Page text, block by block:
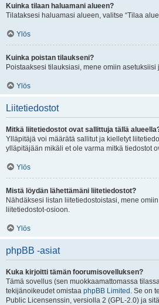
Kuinka tilaan haluamani alueen?
Tilataksesi haluamasi alueen, valitse “Tilaa
Ylös
Kuinka poistan tilaukseni?
Poistaaksesi tilauksiasi, mene omiin
Ylös
Liitetiedostot
Mitkä liitetiedostot ovat sallittuja tällä
Ylläpitäjä voi määrätä sallitut ja kielletyt
ylläpitäjään mikäli et ole varma mitkä tiedostot
Ylös
Mistä löydän lähettämäni liitetiedostot?
Nähdäksesi listan liitetiedostoistasi, mene
liitetiedostot-osioon.
Ylös
phpBB -asiat
Kuka kirjoitti tämän foorumisovelluksen?
Tämä sovellus (sen muokkaamattomassa
tekijänoikeudet omistaa phpBB Limited . Se on
Public Licensenssin, versiolla 2 (GPL-2.0) ja